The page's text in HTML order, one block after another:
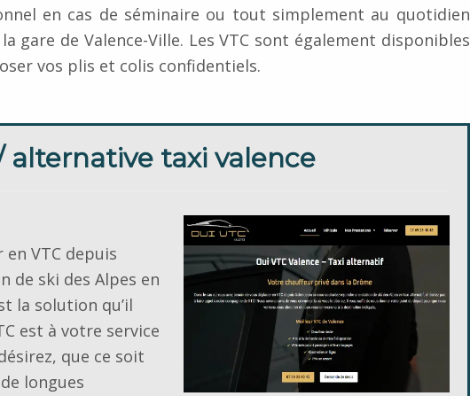
en cas de séminaire ou tout simplement au quotidien
gare de Valence-Ville. Les VTC sont également disponibles
vos plis et colis confidentiels.
alternative taxi valence
VTC depuis
de ski des Alpes en
la solution qu’il
est à votre service
que ce soit
longues